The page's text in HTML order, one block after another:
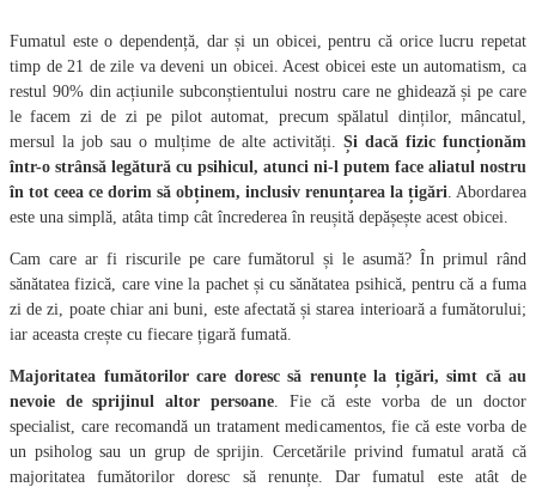
Fumatul este o dependență, dar și un obicei, pentru că orice lucru repetat
timp de 21 de zile va deveni un obicei. Acest obicei este un automatism, ca
restul 90% din acțiunile subconștientului nostru care ne ghidează și pe care
le facem zi de zi pe pilot automat, precum spălatul dinților, mâncatul,
mersul la job sau o mulțime de alte activități. Și dacă fizic funcționăm
într-o strânsă legătură cu psihicul, atunci ni-l putem face aliatul nostru
în tot ceea ce dorim să obținem, inclusiv renunțarea la țigări . Abordarea
este una simplă, atâta timp cât încrederea în reușită depășește acest obicei.
Cam care ar fi riscurile pe care fumătorul și le asumă? În primul rând
sănătatea fizică, care vine la pachet și cu sănătatea psihică, pentru că a fuma
zi de zi, poate chiar ani buni, este afectată și starea interioară a fumătorului;
iar aceasta crește cu fiecare țigară fumată.
Majoritatea fumătorilor care doresc să renunțe la țigări, simt că au
nevoie de sprijinul altor persoane. Fie că este vorba de un doctor
specialist, care recomandă un tratament medicamentos, fie că este vorba de
un psiholog sau un grup de sprijin. Cercetările privind fumatul arată că
majoritatea fumătorilor doresc să renunțe. Dar fumatul este atât de